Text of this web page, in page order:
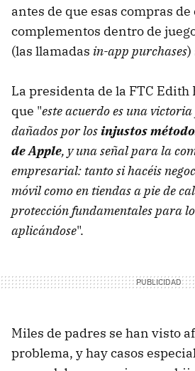
antes de que esas compras
complementos dentro de
(las llamadas in-app purchases)
La presidenta de la FTC Edith
que "este acuerdo es una
dañados por losinjustos
de Apple, y una señal para la
empresarial: tanto si hacéis
móvil como en tiendas a pie de
protección fundamentales para
aplicándose".
Miles de padres se han visto
problema, y hay casos